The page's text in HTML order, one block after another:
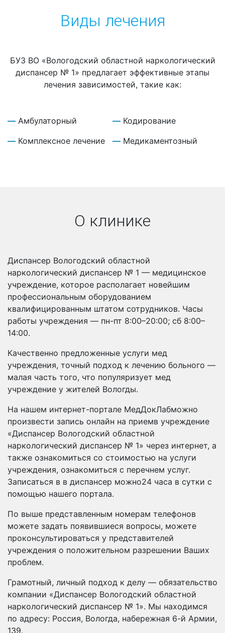
Виды лечения
БУЗ ВО «Вологодский областной наркологический
диспансер № 1» предлагает эффективные этапы
лечения зависимостей, такие как:
Амбулаторный
Кодирование
Комплексное лечение
Медикаментозный
О клинике
Диспансер Вологодский областной
наркологический диспансер № 1 — медицинское
учреждение, которое располагает новейшим
профессиональным оборудованием
квалифицированным штатом сотрудников. Часы
работы учреждения — пн-пт 8:00–20:00; сб 8:00–
14:00.
Качественно предложенные услуги мед
учреждения, точный подход к лечению больного —
малая часть того, что популяризует мед
учреждение у жителей Вологды.
На нашем интернет-портале МедДокЛабможно
произвести запись онлайн на приемв учреждение
«Диспансер Вологодский областной
наркологический диспансер № 1» через интернет, а
также ознакомиться со стоимостью на услуги
учреждения, ознакомиться с перечнем услуг.
Записаться в в диспансер можно24 часа в сутки с
помощью нашего портала.
По выше представленным номерам телефонов
можете задать появившиеся вопросы, можете
проконсультироваться у представителей
учреждения о положительном разрешении Ваших
проблем.
Грамотный, личный подход к делу — обязательство
компании «Диспансер Вологодский областной
наркологический диспансер № 1». Мы находимся
по адресу: Россия, Вологда, набережная 6-й Армии,
139.